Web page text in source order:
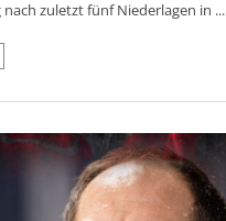
zuletzt fünf Niederlagen in ...